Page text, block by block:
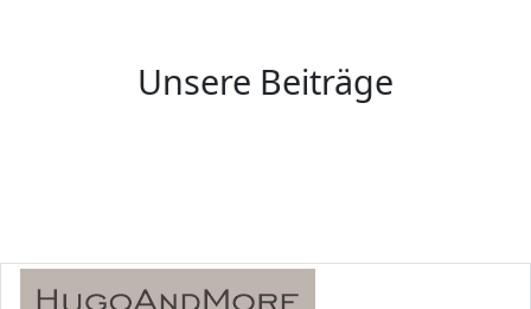
Unsere Beiträge